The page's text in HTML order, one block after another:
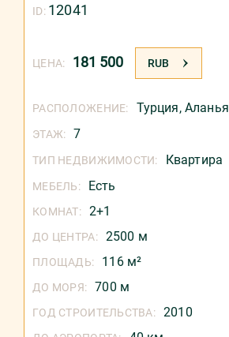
ЦЕНА: 181 500 RUB
ID: 12041
РАСПОЛОЖЕНИЕ: Турция, Аланья
ЭТАЖ: 7
ТИП НЕДВИЖИМОСТИ: Квартира
МЕБЕЛЬ: Есть
КОМНАТ: 2+1
ДО ЦЕНТРА: 2500 м
ПЛОЩАДЬ: 116 м²
ДО МОРЯ: 700 м
ГОД СТРОИТЕЛЬСТВА: 2010